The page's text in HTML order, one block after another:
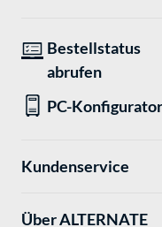
Bestellstatus
abrufen
PC-Konfigurator
Kundenservice
Über ALTERNATE